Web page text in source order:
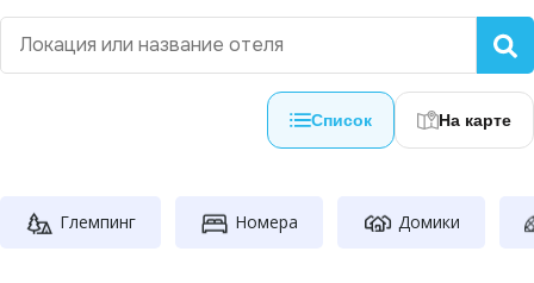
Список На карте
Глемпинг Номера Домики